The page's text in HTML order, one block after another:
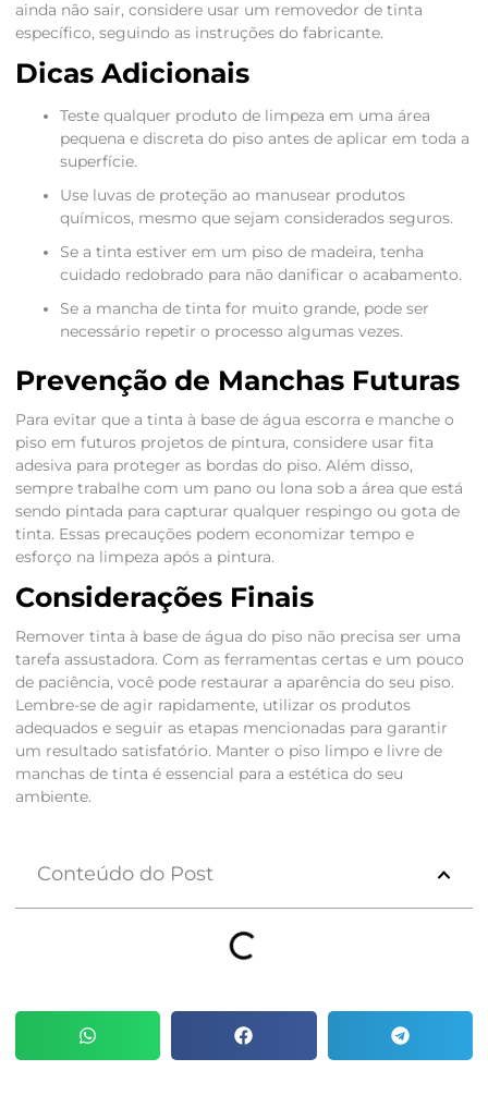
ainda não sair, considere usar um removedor de tinta
específico, seguindo as instruções do fabricante.
Dicas Adicionais
Teste qualquer produto de limpeza em uma área
pequena e discreta do piso antes de aplicar em toda a
superfície.
Use luvas de proteção ao manusear produtos
químicos, mesmo que sejam considerados seguros.
Se a tinta estiver em um piso de madeira, tenha
cuidado redobrado para não danificar o acabamento.
Se a mancha de tinta for muito grande, pode ser
necessário repetir o processo algumas vezes.
Prevenção de Manchas Futuras
Para evitar que a tinta à base de água escorra e manche o
piso em futuros projetos de pintura, considere usar fita
adesiva para proteger as bordas do piso. Além disso,
sempre trabalhe com um pano ou lona sob a área que está
sendo pintada para capturar qualquer respingo ou gota de
tinta. Essas precauções podem economizar tempo e
esforço na limpeza após a pintura.
Considerações Finais
Remover tinta à base de água do piso não precisa ser uma
tarefa assustadora. Com as ferramentas certas e um pouco
de paciência, você pode restaurar a aparência do seu piso.
Lembre-se de agir rapidamente, utilizar os produtos
adequados e seguir as etapas mencionadas para garantir
um resultado satisfatório. Manter o piso limpo e livre de
manchas de tinta é essencial para a estética do seu
ambiente.
Conteúdo do Post